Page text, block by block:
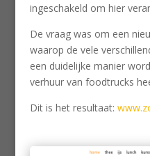
ingeschakeld om hier
De vraag was om een
waarop de vele
een duidelijke manier
verhuur van foodtrucks
Dit is het resultaat: